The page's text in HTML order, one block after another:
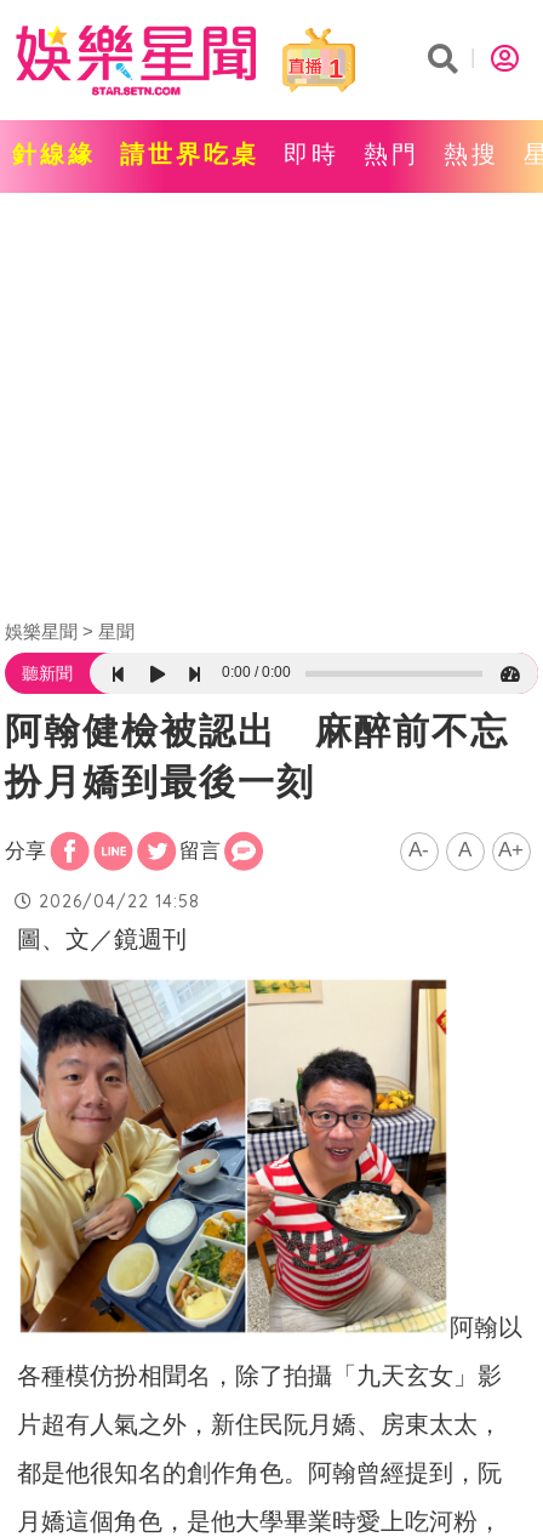
1
針線緣 請世界吃桌 即時 熱門 熱搜
娛樂星聞 星聞
聽新聞 0:00 0:00
阿翰健檢被認出 麻醉前不忘
扮月嬌到最後一刻
分享 留言 A- A A+
2026/04/22 14:58
圖、文／鏡週刊
阿翰以
各種模仿扮相聞名，除了拍攝「九天玄女」影
片超有人氣之外，新住民阮月嬌、房東太太，
都是他很知名的創作角色。阿翰曾經提到，阮
月嬌這個角色，是他大學畢業時愛上吃河粉，